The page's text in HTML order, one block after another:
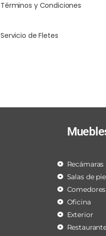
Términos y Condiciones
Servicio de Fletes
Salas de
Comedores
Oficina
Exterior